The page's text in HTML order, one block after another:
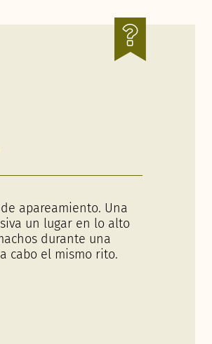
apareamiento. Una
un lugar en lo alto
durante una
cabo el mismo rito.